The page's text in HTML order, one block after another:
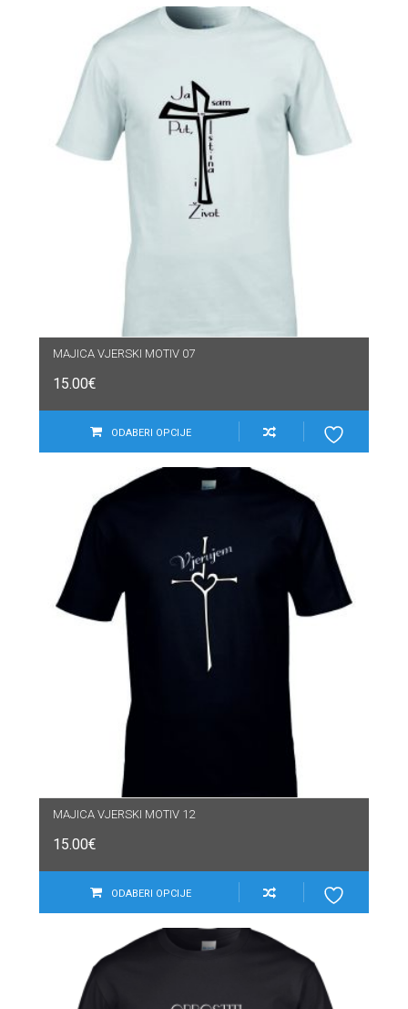
MAJICA VJERSKI MOTIV 07
15.00€
ODABERI OPCIJE
MAJICA VJERSKI MOTIV 12
15.00€
ODABERI OPCIJE